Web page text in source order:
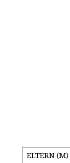
ELTERN (M)